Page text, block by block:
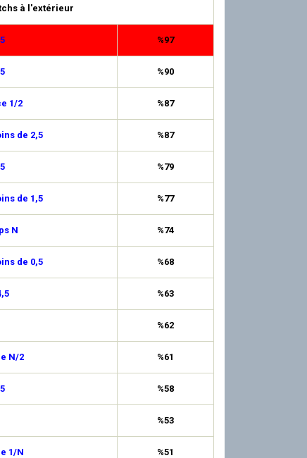
à l'extérieur
%97
%90
1/2 %87
de 2,5 %87
%79
de 1,5 %77
N %74
de 0,5 %68
%63
%62
N/2 %61
%58
%53
1/N %51